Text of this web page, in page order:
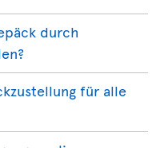
durch
für alle